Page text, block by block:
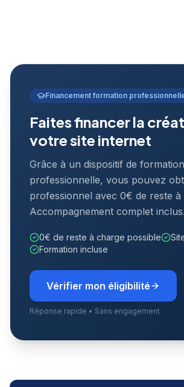
Financement formation
Faites financer la
votre site internet
Grâce à un dispositif de formation
professionnelle, vous pouvez
professionnel avec 0€ de reste à
Accompagnement complet inclus.
0€ de reste à charge possible
Formation incluse
Vérifier mon éligibilité
Réponse rapide • Sans engagement